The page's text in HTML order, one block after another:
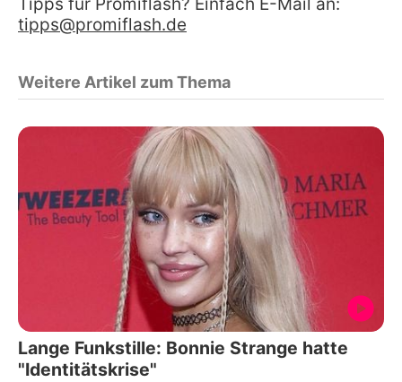
tipps@promiflash.de
Weitere Artikel zum Thema
Lange Funkstille: Bonnie Strange hatte
"Identitätskrise"